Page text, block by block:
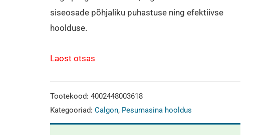
siseosade põhjaliku puhastuse ning efektiivse
hoolduse.
Laost otsas
Tootekood: 4002448003618
Kategooriad: Calgon, Pesumasina hooldus